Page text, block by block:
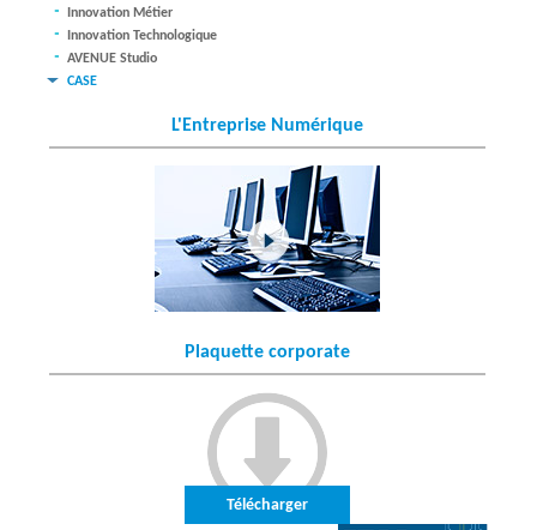
Innovation Métier
Innovation Technologique
AVENUE Studio
CASE
L'Entreprise Numérique
Plaquette corporate
Télécharger